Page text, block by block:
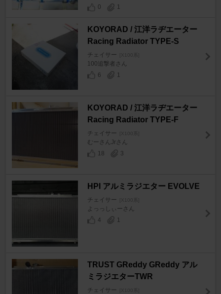
0 1
KOYORAD / 江洋ラヂエーター
Racing Radiator TYPE-S
チェイサー [X100系]
100追撃者さん
6
1
KOYORAD / 江洋ラヂエーター
Racing Radiator TYPE-F
チェイサー [X100系]
むーさんJrさん
18
3
HPI アルミラジエター EVOLVE
チェイサー [X100系]
よっっしぃーさん
4
1
TRUST GReddy GReddy アル
ミラジエターTWR
チェイサー [X100系]